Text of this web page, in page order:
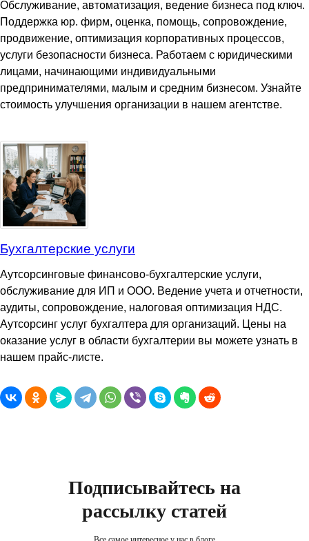
Обслуживание, автоматизация, ведение бизнеса под ключ.
Поддержка юр. фирм, оценка, помощь, сопровождение,
продвижение, оптимизация корпоративных процессов,
услуги безопасности бизнеса. Работаем с юридическими
лицами, начинающими индивидуальными
предпринимателями, малым и средним бизнесом. Узнайте
стоимость улучшения организации в нашем агентстве.
Бухгалтерские услуги
Аутсорсинговые финансово-бухгалтерские услуги,
обслуживание для ИП и ООО. Ведение учета и отчетности,
аудиты, сопровождение, налоговая оптимизация НДС.
Аутсорсинг услуг бухгалтера для организаций. Цены на
оказание услуг в области бухгалтерии вы можете узнать в
нашем прайс-листе.
Подписывайтесь на
рассылку статей